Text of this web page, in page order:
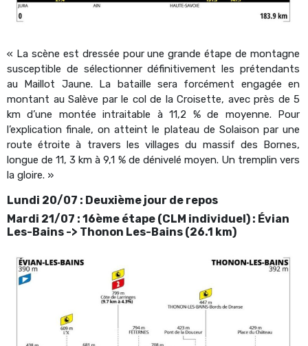
« La scène est dressée pour une grande étape de montagne
susceptible de sélectionner définitivement les prétendants
au Maillot Jaune. La bataille sera forcément engagée en
montant au Salève par le col de la Croisette, avec près de 5
km d’une montée intraitable à 11,2 % de moyenne. Pour
l’explication finale, on atteint le plateau de Solaison par une
route étroite à travers les villages du massif des Bornes,
longue de 11, 3 km à 9,1 % de dénivelé moyen. Un tremplin vers
la gloire. »
Lundi 20/07 : Deuxième jour de repos
Mardi 21/07 : 16ème étape (CLM individuel) : Évian
Les-Bains -> Thonon Les-Bains (26.1 km)